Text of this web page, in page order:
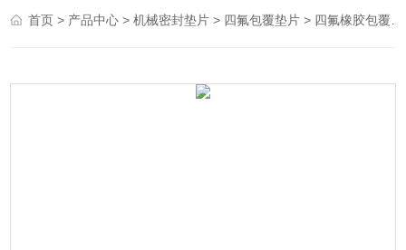
首页 > 产品中心 >机械密封垫片 > 四氟包覆垫片 > 四氟橡胶包覆垫片 四氟夹包垫片供应直销